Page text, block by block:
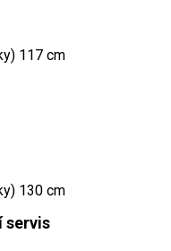
117 cm
130 cm
servis